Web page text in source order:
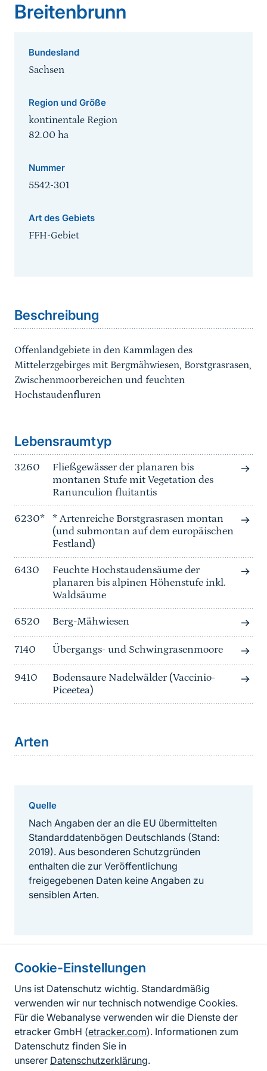
Cookie-Einstellungen
Uns ist Datenschutz wichtig. Standardmäßig
verwenden wir nur technisch notwendige Cookies.
Für die Webanalyse verwenden wir die Dienste der
etracker GmbH (etracker.com). Informationen zum
Datenschutz finden Sie in
unserer Datenschutzerklärung.
Breitenbrunn
Bundesland
Sachsen
Region und Größe
kontinentale Region
82.00 ha
Nummer
5542-301
Art des Gebiets
FFH-Gebiet
Beschreibung
Offenlandgebiete in den Kammlagen des
Mittelerzgebirges mit Bergmähwiesen, Borstgrasrasen,
Zwischenmoorbereichen und feuchten
Hochstaudenfluren
Lebensraumtyp
3260
Fließgewässer der planaren bis
montanen Stufe mit Vegetation des
Ranunculion fluitantis
6230*
* Artenreiche Borstgrasrasen montan
(und submontan auf dem europäischen
Festland)
6430
Feuchte Hochstaudensäume der
planaren bis alpinen Höhenstufe inkl.
Waldsäume
6520 Berg-Mähwiesen
7140 Übergangs- und Schwingrasenmoore
9410
Bodensaure Nadelwälder (Vaccinio-
Piceetea)
Arten
Quelle
Nach Angaben der an die EU übermittelten
Standarddatenbögen Deutschlands (Stand:
2019). Aus besonderen Schutzgründen
enthalten die zur Veröffentlichung
freigegebenen Daten keine Angaben zu
sensiblen Arten.
Informationen zur Seite
FußzeileKontakt zum BfN
Kontaktformular
Erklärung zur Barrierefreiheit